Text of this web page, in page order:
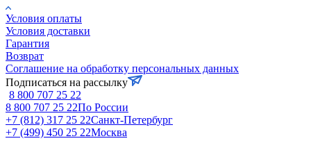
Условия оплаты
Условия доставки
Гарантия
Возврат
Соглашение на обработку персональных данных
Подписаться на рассылку
8 800 707 25 22
8 800 707 25 22По России
+7 (812) 317 25 22Санкт-Петербург
+7 (499) 450 25 22Москва